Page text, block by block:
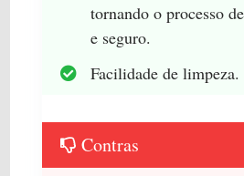
tornando o processo
e seguro.
Facilidade de limpeza.
Contras